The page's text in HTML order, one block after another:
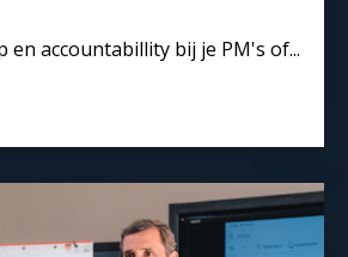
en accountabillity bij je PM's of...